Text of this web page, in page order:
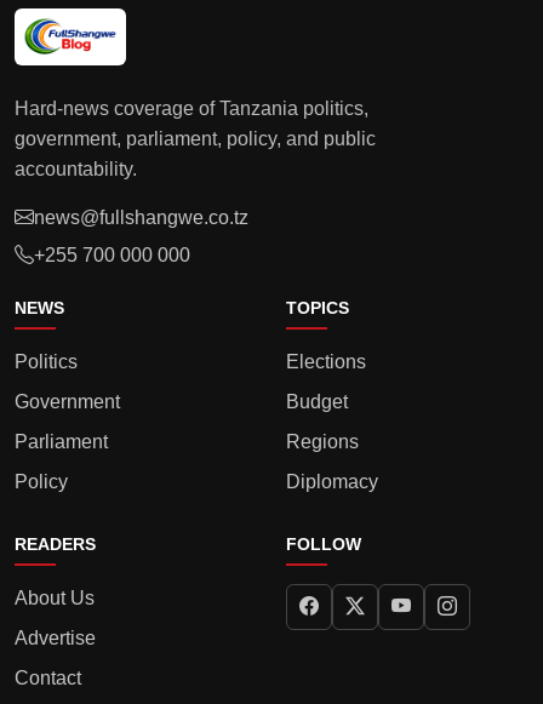
Hard-news coverage of Tanzania politics,
government, parliament, policy, and public
accountability.
news@fullshangwe.co.tz
+255 700 000 000
NEWS
Politics
Government
Parliament
Policy
TOPICS
Elections
Budget
Regions
Diplomacy
READERS
About Us
Advertise
Contact
FOLLOW